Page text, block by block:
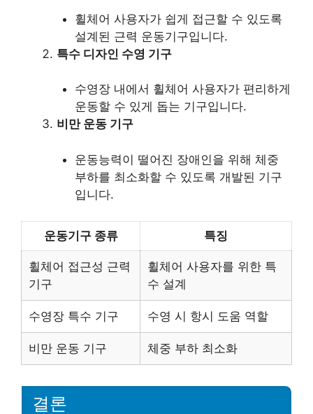
휠체어 사용자가 쉽게 접근할 수 있도록
설계된 근력 운동기구입니다.
특수 디자인 수영 기구
수영장 내에서 휠체어 사용자가 편리하게
운동할 수 있게 돕는 기구입니다.
비만 운동 기구
운동능력이 떨어진 장애인을 위해 체중
부하를 최소화할 수 있도록 개발된 기구
입니다.
운동기구 종류 특징
휠체어 접근성 근력
기구
휠체어 사용자를 위한 특
수 설계
수영장 특수 기구 수영 시 항시 도움 역할
비만 운동 기구 체중 부하 최소화
결론